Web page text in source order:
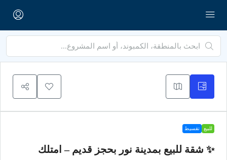
للبيع تقسيط
✨ شقة للبيع بمدينة نور بحجز قديم – امتلك